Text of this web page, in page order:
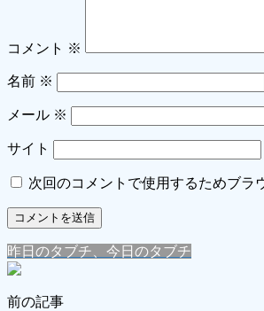
コメント ※
名前 ※
メール ※
サイト
次回のコメントで使用するためブラ
昨日のタブチ、今日のタブチ
前の記事